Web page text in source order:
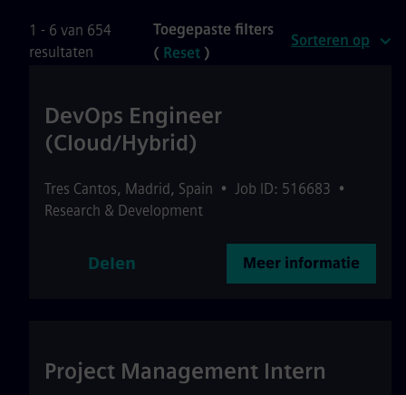
1 - 6 van 654
resultaten
Toegepaste filters
( Reset)
Sorteren op
DevOps Engineer
(Cloud/Hybrid)
Tres Cantos, Madrid, Spain • Job ID: 516683 •
Research & Development
Delen Meer informatie
Project Management Intern